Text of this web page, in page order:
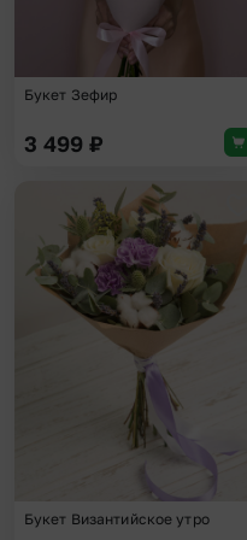
Букет Зефир
3 499 ₽
Букет Византийское утро